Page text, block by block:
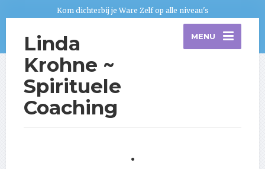
Kom dichterbij je Ware Zelf op alle niveau's
Linda
Krohne ~
Spirituele
Coaching
MENU
.